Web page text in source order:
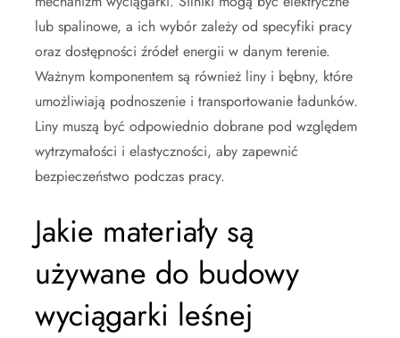
lub spalinowe, a ich wybór zależy od specyfiki pracy
oraz dostępności źródeł energii w danym terenie.
Ważnym komponentem są również liny i bębny, które
umożliwiają podnoszenie i transportowanie ładunków.
Liny muszą być odpowiednio dobrane pod względem
wytrzymałości i elastyczności, aby zapewnić
bezpieczeństwo podczas pracy.
Jakie materiały są
używane do budowy
wyciągarki leśnej